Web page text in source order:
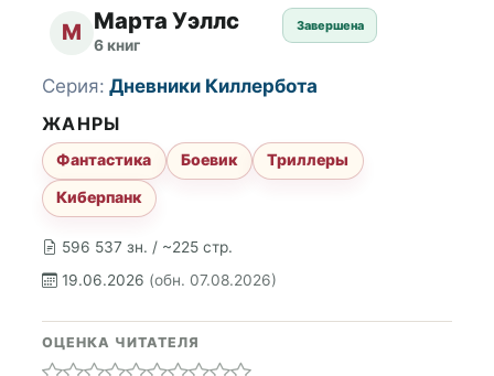
М Марта Уэллс
6 книг
Завершена
596 537 зн. / ~225 стр.
19.06.2026 (обн. 07.08.2026)
Серия: Дневники Киллербота
ЖАНРЫ
Фантастика Боевик
Триллеры
Киберпанк
ОЦЕНКА ЧИТАТЕЛЯ